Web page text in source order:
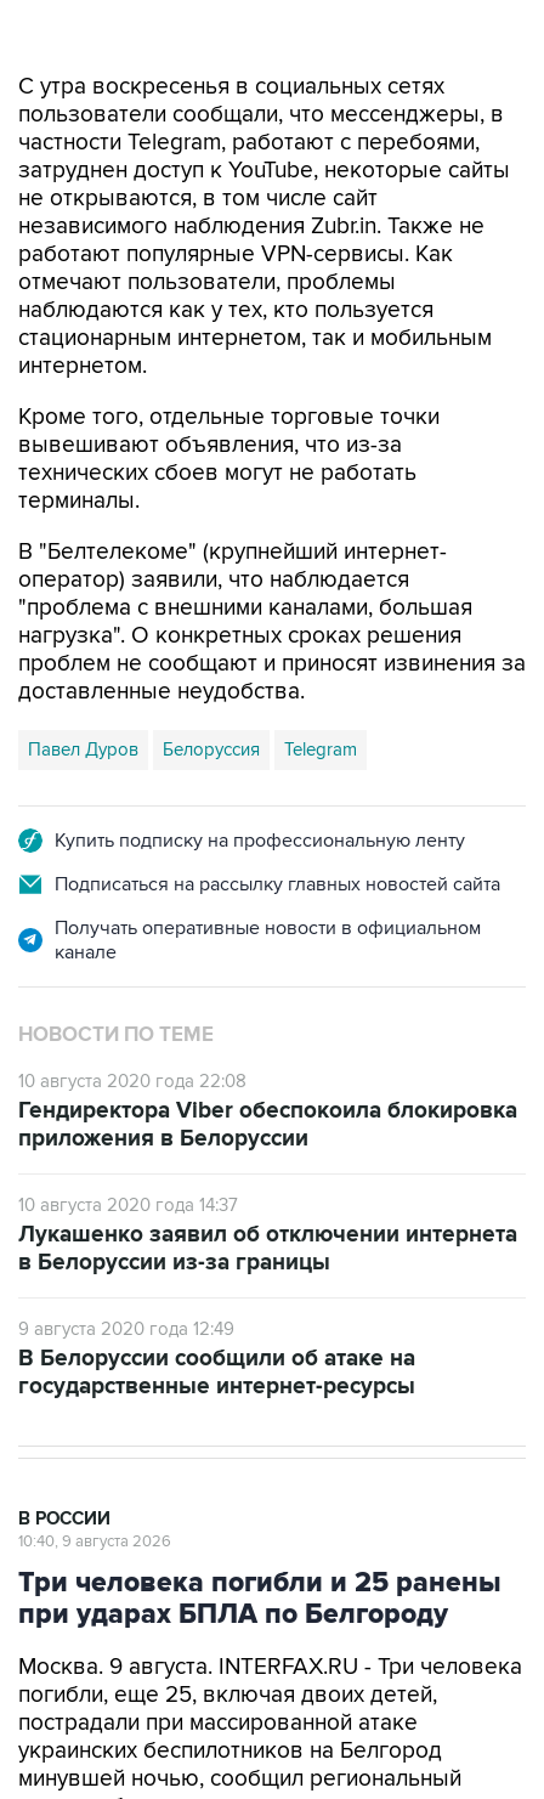
частности Telegram, работают с перебоями,
затруднен доступ к YouTube, некоторые сайты
не открываются, в том числе сайт
независимого наблюдения Zubr.in. Также не
работают популярные VPN-сервисы. Как
отмечают пользователи, проблемы
наблюдаются как у тех, кто пользуется
стационарным интернетом, так и мобильным
интернетом.
Кроме того, отдельные торговые точки
технических сбоев могут не работать
терминалы.
В "Белтелекоме" (крупнейший интернет-
"проблема с внешними каналами, большая
нагрузка". О конкретных сроках решения
проблем не сообщают и приносят извинения за
доставленные неудобства.
Павел Дуров Белоруссия Telegram
Подписаться на рассылку главных новостей сайта
Получать оперативные новости в официальном
НОВОСТИ ПО ТЕМЕ
10 августа 2020 года 22:08
приложения в Белоруссии
10 августа 2020 года 14:37
в Белоруссии из-за границы
9 августа 2020 года 12:49
государственные интернет-ресурсы
Три человека погибли и 25 ранены
при ударах БПЛА по Белгороду
Москва. 9 августа. INTERFAX.RU - Три человека
пострадали при массированной атаке
украинских беспилотников на Белгород
минувшей ночью, сообщил региональный
оперштаб в воскресенье.